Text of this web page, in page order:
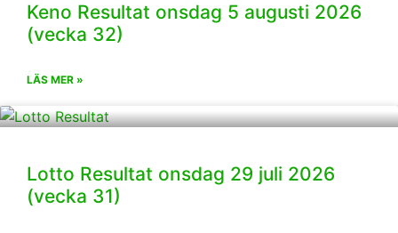
Keno Resultat onsdag 5 augusti 2026
(vecka 32)
LÄS MER »
Lotto Resultat onsdag 29 juli 2026
(vecka 31)